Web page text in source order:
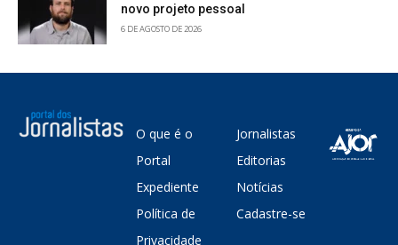
novo projeto pessoal
6 DE AGOSTO DE 2026
O que é o
Portal
Expediente
Política de
Privacidade
Jornalistas
Editorias
Notícias
Cadastre-se